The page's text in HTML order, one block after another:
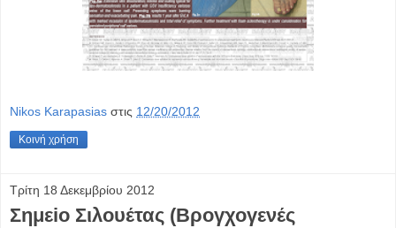
Nikos Karapasias στις 12/20/2012
Κοινή χρήση
Τρίτη 18 Δεκεμβρίου 2012
Σημεiο Σιλουέτας (Βρογχογενές